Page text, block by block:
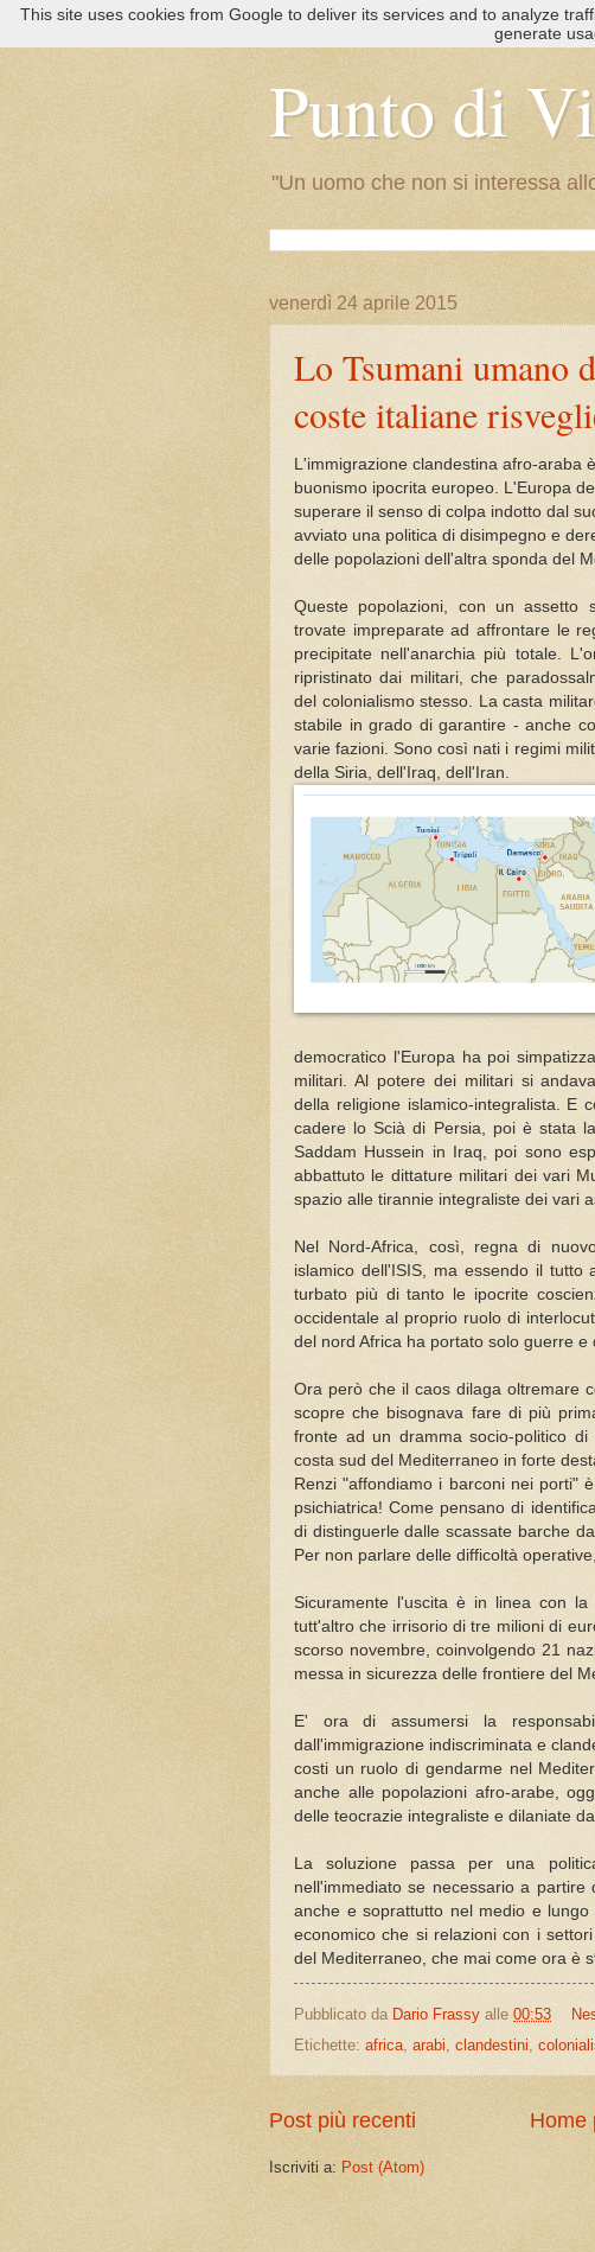
Punto di
"Un uomo che non si interessa
venerdì 24 aprile 2015
Lo Tsumani umano
coste italiane
L'immigrazione clandestina afro-araba
buonismo ipocrita europeo. L'Europa
superare il senso di colpa indotto dal
avviato una politica di disimpegno e
delle popolazioni dell'altra sponda del
Queste popolazioni, con un assetto
trovate impreparate ad affrontare le
precipitate nell'anarchia più totale.
ripristinato dai militari, che
del colonialismo stesso. La casta
stabile in grado di garantire - anche
varie fazioni. Sono così nati i regimi
della Siria, dell'Iraq, dell'Iran.
democratico l'Europa ha poi
militari. Al potere dei militari si
della religione islamico-integralista. E
cadere lo Scià di Persia, poi è stata
Saddam Hussein in Iraq, poi sono
abbattuto le dittature militari dei vari
spazio alle tirannie integraliste dei vari
Nel Nord-Africa, così, regna di
islamico dell'ISIS, ma essendo il tutto
turbato più di tanto le ipocrite
occidentale al proprio ruolo di
del nord Africa ha portato solo guerre e
Ora però che il caos dilaga oltremare
scopre che bisognava fare di più
fronte ad un dramma socio-politico
costa sud del Mediterraneo in forte
Renzi "affondiamo i barconi nei porti"
psichiatrica! Come pensano di
di distinguerle dalle scassate barche
Per non parlare delle difficoltà
Sicuramente l'uscita è in linea con
tutt'altro che irrisorio di tre milioni di
scorso novembre, coinvolgendo 21
messa in sicurezza delle frontiere del
E' ora di assumersi la
dall'immigrazione indiscriminata e
costi un ruolo di gendarme nel
anche alle popolazioni afro-arabe,
delle teocrazie integraliste e dilaniate
La soluzione passa per una
nell'immediato se necessario a
anche e soprattutto nel medio e
economico che si relazioni con i
del Mediterraneo, che mai come ora è
Pubblicato da Dario Frassy alle 00:53
Etichette: africa, arabi, clandestini,
Post più recenti Home
Iscriviti a: Post (Atom)
This site uses cookies from Google to deliver its services and to analyze
generate